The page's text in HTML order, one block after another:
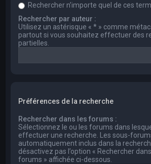
Rechercher n’importe quel de ces
Rechercher par auteur :
Utilisez un astérisque « * » comme
partout si vous souhaitez effectuer des
partielles.
Préférences de la recherche
Rechercher dans les forums :
Sélectionnez le ou les forums dans
effectuer une recherche. Les sous-
automatiquement inclus dans la
désactivez pas l’option « Rechercher
forums » affichée ci-dessous.